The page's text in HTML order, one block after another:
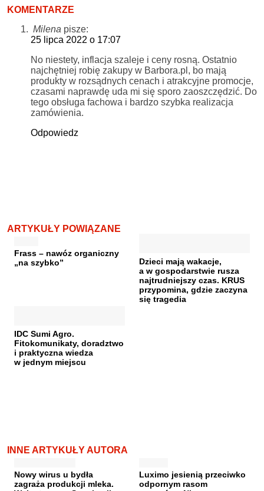
KOMENTARZE
Milena pisze:
25 lipca 2022 o 17:07
No niestety, inflacja szaleje i ceny rosną. Ostatnio
najchętniej robię zakupy w Barbora.pl, bo mają
produkty w rozsądnych cenach i atrakcyjne promocje,
czasami naprawdę uda mi się sporo zaoszczędzić. Do
tego obsługa fachowa i bardzo szybka realizacja
zamówienia.
Odpowiedz
ARTYKUŁY POWIĄZANE
Frass – nawóz organiczny
„na szybko”
Dzieci mają wakacje,
a w gospodarstwie rusza
najtrudniejszy czas. KRUS
przypomina, gdzie zaczyna
się tragedia
IDC Sumi Agro.
Fitokomunikaty, doradztwo
i praktyczna wiedza
w jednym miejscu
INNE ARTYKUŁY AUTORA
Nowy wirus u bydła
zagraża produkcji mleka.
Luximo jesienią przeciwko
odpornym rasom